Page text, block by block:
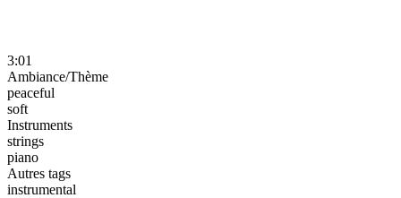
3:01
Ambiance/Thème
peaceful
soft
Instruments
strings
piano
Autres tags
instrumental